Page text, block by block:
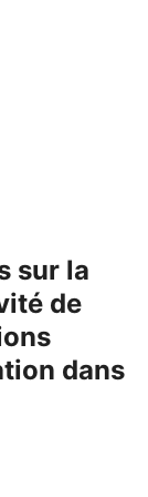
sur la
de
dans